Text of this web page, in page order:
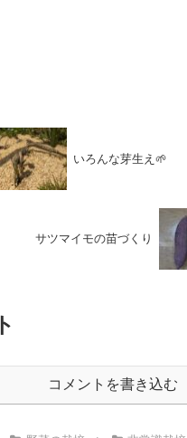
いろんな芽生え🌱
サツマイモの苗づくり
コメントを書き込む